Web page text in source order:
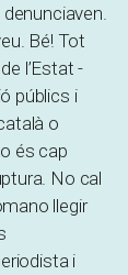
Bé! Tot
l’Estat -
públics i
o
és cap
No cal
llegir
i